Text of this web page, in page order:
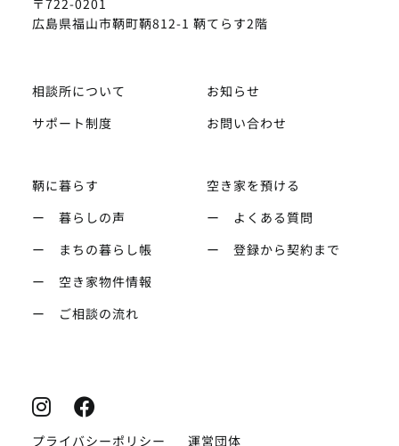
〒722-0201
広島県福山市鞆町鞆812-1 鞆てらす2階
相談所について
サポート制度
お知らせ
お問い合わせ
鞆に暮らす
ー 暮らしの声
ー まちの暮らし帳
ー 空き家物件情報
ー ご相談の流れ
空き家を預ける
ー よくある質問
ー 登録から契約まで
プライバシーポリシー 運営団体